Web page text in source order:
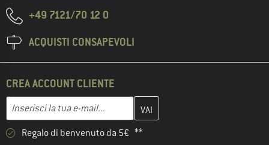
+49 7121/70 12 0
ACQUISTI CONSAPEVOLI
CREA ACCOUNT CLIENTE
Indirizzo e-mail
Inserisci qui il tuo indirizzo e-mail e crea il tuo account cliente
Regalo di benvenuto da 5€ **